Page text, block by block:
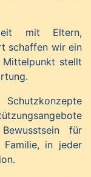
mit Eltern,
schaffen wir ein
Mittelpunkt stellt
für
in jeder